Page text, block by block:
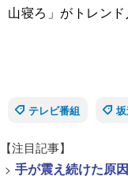
山寝ろ」がトレンド
テレビ番組
【注目記事】
> 手が震え続けた原